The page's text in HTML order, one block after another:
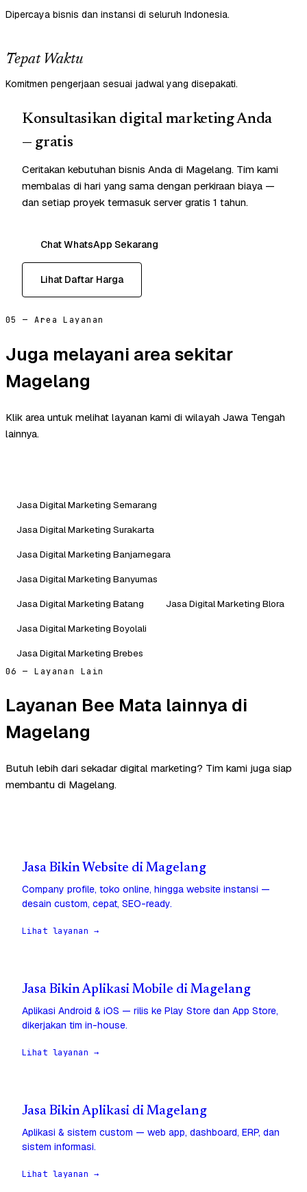
Dipercaya bisnis dan instansi di seluruh Indonesia.
Tepat Waktu
Komitmen pengerjaan sesuai jadwal yang disepakati.
Konsultasikan digital marketing Anda
— gratis
Ceritakan kebutuhan bisnis Anda di Magelang. Tim kami
membalas di hari yang sama dengan perkiraan biaya —
dan setiap proyek termasuk server gratis 1 tahun.
Chat WhatsApp Sekarang
Lihat Daftar Harga
05 — Area Layanan
Juga melayani area sekitar
Magelang
Klik area untuk melihat layanan kami di wilayah Jawa Tengah
lainnya.
Jasa Digital Marketing Semarang
Jasa Digital Marketing Surakarta
Jasa Digital Marketing Banjarnegara
Jasa Digital Marketing Banyumas
Jasa Digital Marketing Batang
Jasa Digital Marketing Blora
Jasa Digital Marketing Boyolali
Jasa Digital Marketing Brebes
06 — Layanan Lain
Layanan Bee Mata lainnya di
Magelang
Butuh lebih dari sekadar digital marketing? Tim kami juga siap
membantu di Magelang.
Jasa Bikin Website di Magelang
Company profile, toko online, hingga website instansi —
desain custom, cepat, SEO-ready.
Lihat layanan →
Jasa Bikin Aplikasi Mobile di Magelang
Aplikasi Android & iOS — rilis ke Play Store dan App Store,
dikerjakan tim in-house.
Lihat layanan →
Jasa Bikin Aplikasi di Magelang
Aplikasi & sistem custom — web app, dashboard, ERP, dan
sistem informasi.
Lihat layanan →